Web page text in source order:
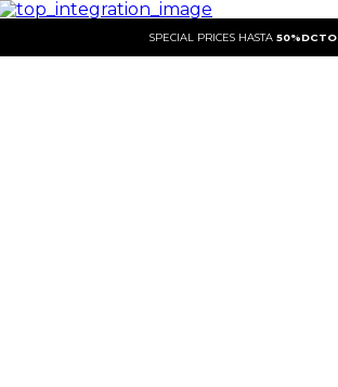
SPECIAL PRICES HASTA 50%DCTO